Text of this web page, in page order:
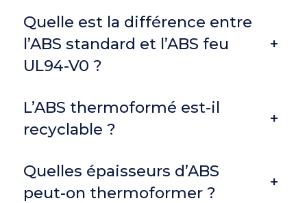
Quelle est la différence entre
l’ABS standard et l’ABS feu
UL94-V0 ?
+
L’ABS thermoformé est-il
recyclable ?
+
Quelles épaisseurs d’ABS
peut-on thermoformer ?
+